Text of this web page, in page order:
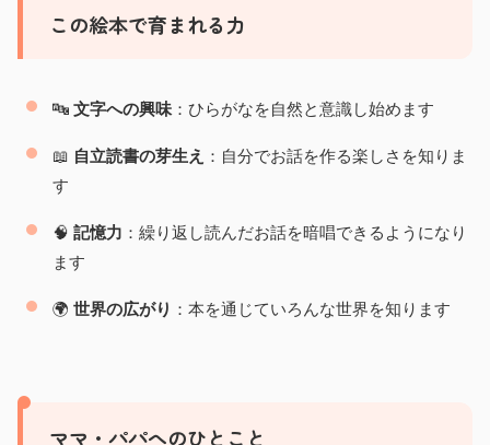
この絵本で育まれる力
🔤 文字への興味 ：ひらがなを自然と意識し始めます
📖 自立読書の芽生え ：自分でお話を作る楽しさを知りま
す
🧠 記憶力 ：繰り返し読んだお話を暗唱できるようになり
ます
🌍 世界の広がり ：本を通じていろんな世界を知ります
ママ・パパへのひとこと